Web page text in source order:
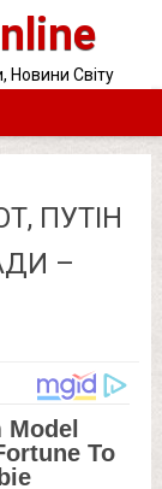
Новини Світу
ПУТІН
–